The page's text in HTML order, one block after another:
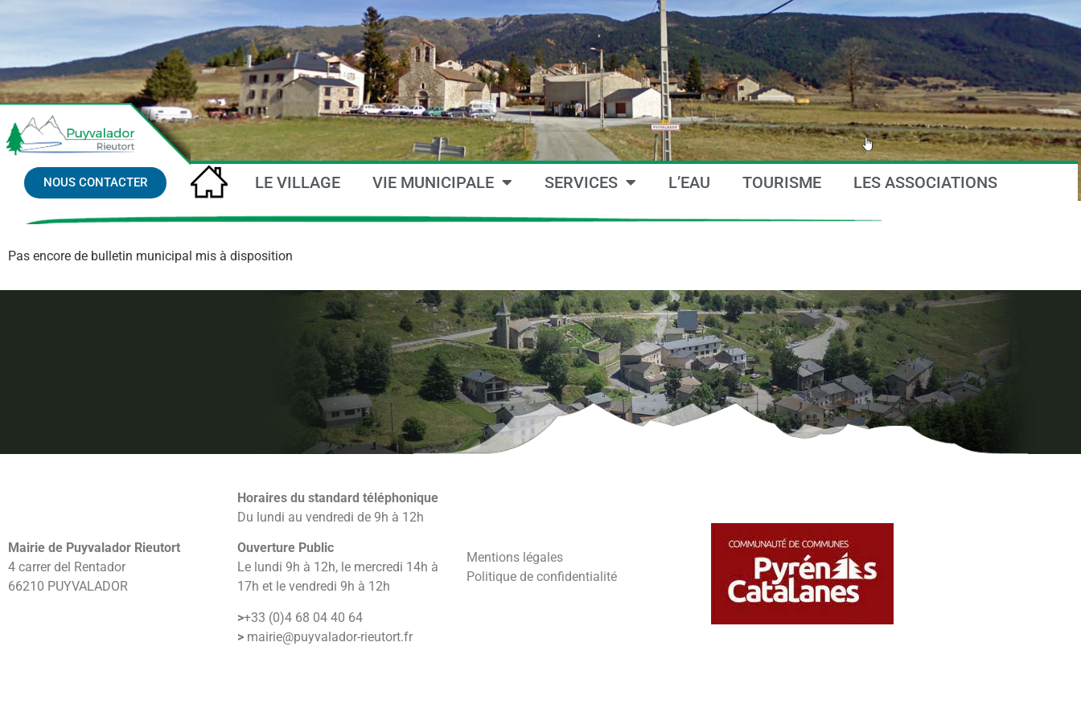
NOUS CONTACTER ACCUEILLE VILLAGE VIE MUNICIPALE SERVICES L’EAU TOURISME LES ASSOCIATIONS
Pas encore de bulletin municipal mis à disposition
Mairie de Puyvalador Rieutort
4 carrer del Rentador
66210 PUYVALADOR
Horaires du standard téléphonique
Du lundi au vendredi de 9h à 12h
Ouverture Public
Le lundi 9h à 12h, le mercredi 14h à
17h et le vendredi 9h à 12h
>+33 (0)4 68 04 40 64
> mairie@puyvalador-rieutort.fr
Mentions légales
Politique de confidentialité